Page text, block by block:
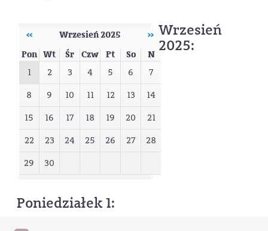
‹‹ Wrzesień 2025
››
Pon Wt Śr Czw Pt So N
1 2 3 4 5 6
7
8
9 10 11 12 13
14
15
16 17 18 19 20
21
22
23 24 25 26 27
28
29
30
Poniedziałek 1:
Wrzesień
2025: